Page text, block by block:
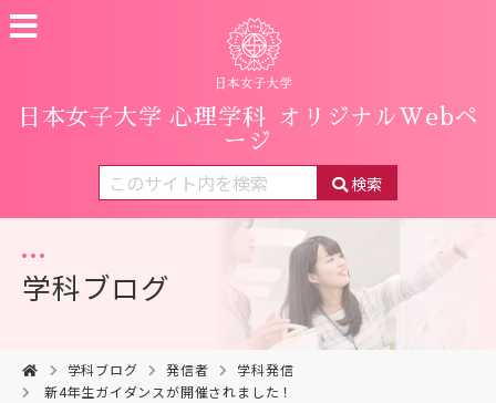
日本女子大学 心理学科
オリジナルWebペ
ージ
検索
学科ブログ
学科ブログ 発信者
学科発信
新4年生ガイダンスが開催されました！